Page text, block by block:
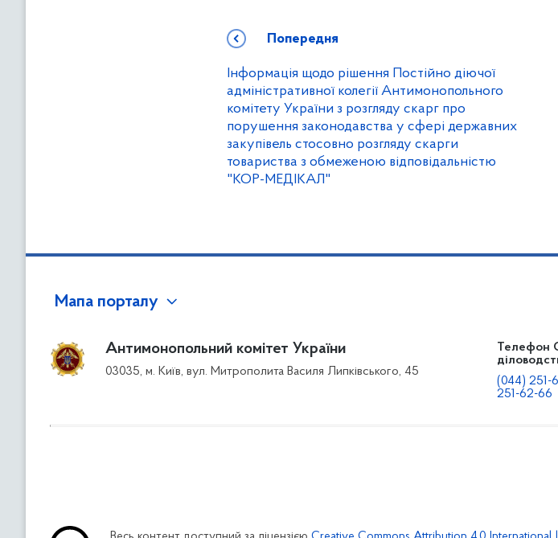
Попередня
Інформація щодо рішення Постійно діючої
адміністративної колегії Антимонопольного
комітету України з розгляду скарг про
порушення законодавства у сфері державних
закупівель стосовно розгляду скарги
товариства з обмеженою відповідальністю
"КОР-МЕДІКАЛ"
Мапа порталу
Антимонопольний комітет України
03035, м. Київ, вул. Митрополита Василя Липківського, 45
Телефон
(044) 251-
251-62-66